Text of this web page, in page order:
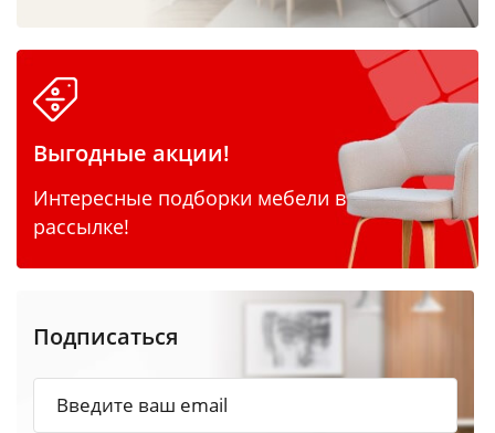
Выгодные акции!
Интересные подборки мебели в
рассылке!
Подписаться